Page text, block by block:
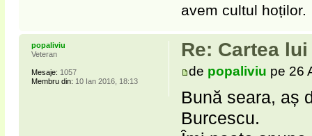
avem cultul hoților.
Re: Cartea
de popaliviu pe 26
Bună seara, aș
Burcescu.
popaliviu
Veteran
Mesaje: 1057
Membru din: 10 Ian 2016, 18:13